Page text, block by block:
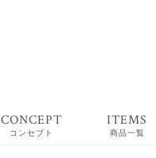
CONCEPT
コンセプト
ITEMS
商品一覧